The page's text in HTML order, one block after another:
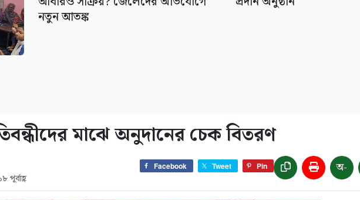
নতুন আতঙ্ক
মাঝে অনুদানের চেক বিতরণ
Facebook Tweet Pin অ-